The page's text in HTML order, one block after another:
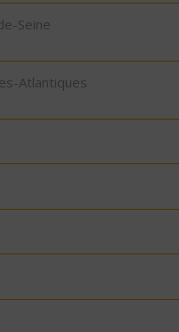
Seine
Atlantiques